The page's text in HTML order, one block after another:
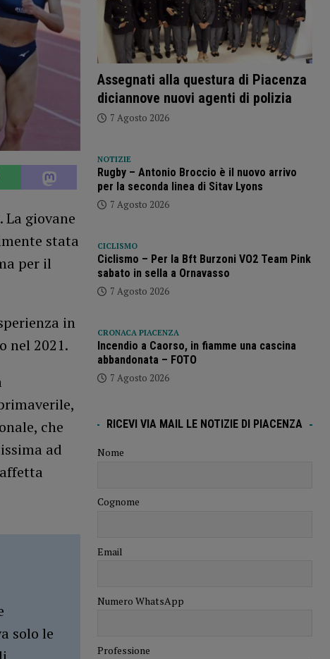
giovane
stata
per il
in
nel 2021.
che
ad
solo le
Assegnati alla questura di Piacenza
diciannove nuovi agenti di polizia
7 Agosto 2026
NOTIZIE
Rugby – Antonio Broccio è il nuovo arrivo
per la seconda linea di Sitav Lyons
7 Agosto 2026
CICLISMO
Ciclismo – Per la Bft Burzoni VO2 Team Pink
sabato in sella a Ornavasso
7 Agosto 2026
CRONACA PIACENZA
Incendio a Caorso, in fiamme una cascina
abbandonata – FOTO
7 Agosto 2026
RICEVI VIA MAIL LE NOTIZIE DI PIACENZA
Nome
Cognome
Email
Numero WhatsApp
Professione